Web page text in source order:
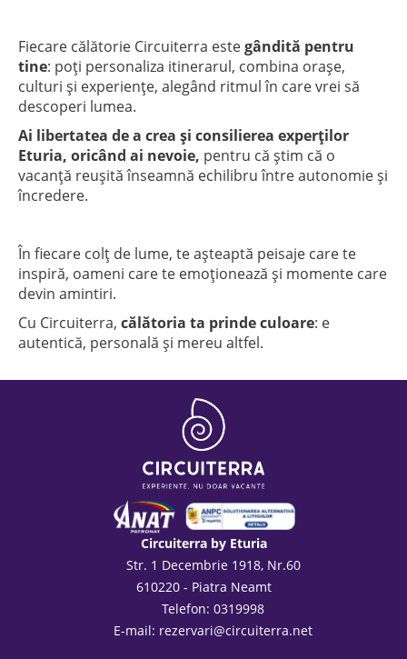
Fiecare călătorie Circuiterra estegândită pentru
tine: poți personaliza itinerarul, combina orașe,
culturi și experiențe, alegând ritmul în care vrei să
descoperi lumea.
Ai libertatea de a crea și consilierea experților
Eturia, oricând ai nevoie, pentru că știm că o
vacanță reușită înseamnă echilibru între autonomie și
încredere.
În fiecare colț de lume, te așteaptă peisaje care te
inspiră, oameni care te emoționează și momente care
devin amintiri.
Cu Circuiterra, călătoria ta prinde culoare: e
autentică, personală și mereu altfel.
Circuiterra by Eturia
Str. 1 Decembrie 1918, Nr.60
610220 - Piatra Neamt
Telefon: 0319998
E-mail: rezervari@circuiterra.net